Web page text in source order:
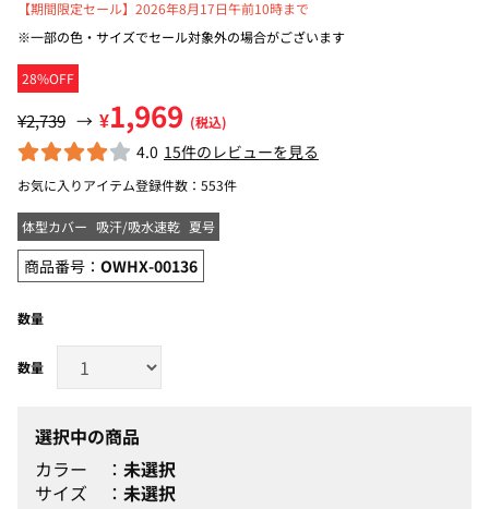
28%OFF
【期間限定セール】2026年8月17日午前10時まで
※一部の色・サイズでセール対象外の場合がございます
¥2,739 → ¥1,969 (税込)
4.0 15件のレビューを見る
お気に入りアイテム登録件数： 553件
体型カバー 吸汗/吸水速乾 夏号
商品番号： OWHX-00136
数量
選択中の商品
カラー
未選択
サイズ
未選択